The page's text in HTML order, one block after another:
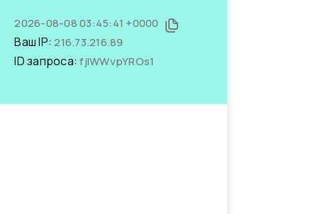
2026-08-08 03:45:41 +0000
Ваш IP:216.73.216.89
ID запроса:fjIWWvpYROs1